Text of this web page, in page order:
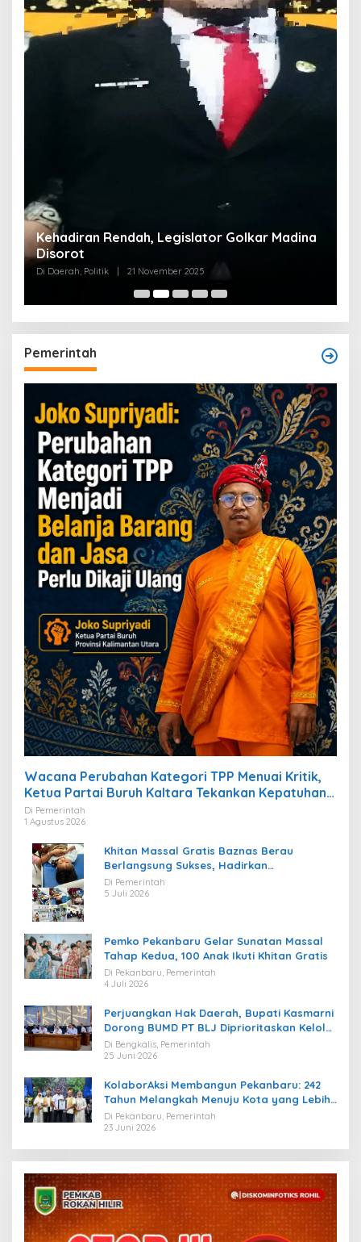
Kehadiran Rendah, Legislator Golkar Madina
Disorot
Di Daerah, Politik 21 November 2025
Pemerintah
Wacana Perubahan Kategori TPP Menuai Kritik,
Ketua Partai Buruh Kaltara Tekankan Kepatuhan
Regulasi
Di Pemerintah
1 Agustus 2026
Khitan Massal Gratis Baznas Berau
Berlangsung Sukses, Hadirkan
Kebahagiaan bagi Puluhan Anak
Di Pemerintah
5 Juli 2026
Pemko Pekanbaru Gelar Sunatan Massal
Tahap Kedua, 100 Anak Ikuti Khitan Gratis
Di Pekanbaru, Pemerintah
4 Juli 2026
Perjuangkan Hak Daerah, Bupati Kasmarni
Dorong BUMD PT BLJ Diprioritaskan Kelola
Migas
Di Bengkalis, Pemerintah
25 Juni 2026
KolaborAksi Membangun Pekanbaru: 242
Tahun Melangkah Menuju Kota yang Lebih
Maju
Di Pekanbaru, Pemerintah
23 Juni 2026